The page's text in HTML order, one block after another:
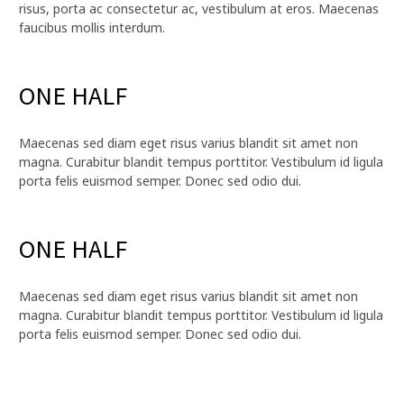
risus, porta ac consectetur ac, vestibulum at eros. Maecenas
faucibus mollis interdum.
ONE HALF
Maecenas sed diam eget risus varius blandit sit amet non
magna. Curabitur blandit tempus porttitor. Vestibulum id ligula
porta felis euismod semper. Donec sed odio dui.
ONE HALF
Maecenas sed diam eget risus varius blandit sit amet non
magna. Curabitur blandit tempus porttitor. Vestibulum id ligula
porta felis euismod semper. Donec sed odio dui.